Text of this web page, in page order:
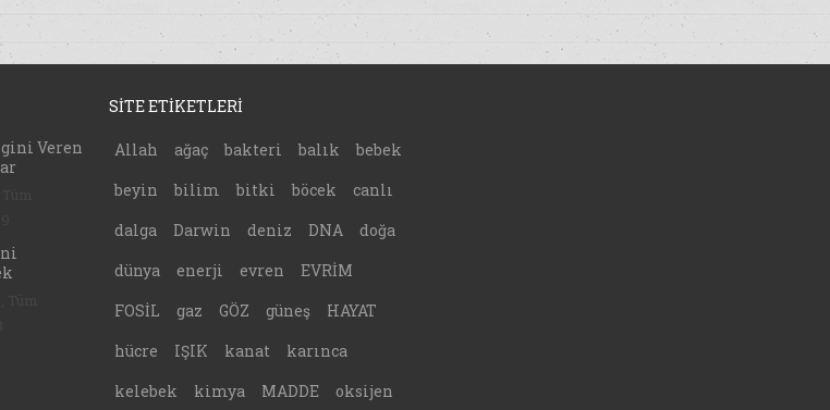
Veren
SİTE ETİKETLERİ
Allah ağaç bakteri balık
bebek
beyin
bilim bitki böcek
canlı
dalga
Darwin deniz DNA
doğa
dünya
enerji evren
EVRİM
FOSİL
gaz GÖZ güneş
HAYAT
hücre
IŞIK kanat
karınca
kelebek
kimya MADDE oksijen